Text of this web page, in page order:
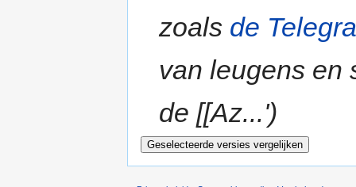
zoals de
van leugens en
de [[Az...')